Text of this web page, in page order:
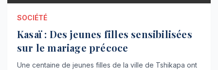
SOCIÉTÉ
Kasaï : Des jeunes filles sensibilisées
sur le mariage précoce
Une centaine de jeunes filles de la ville de Tshikapa ont